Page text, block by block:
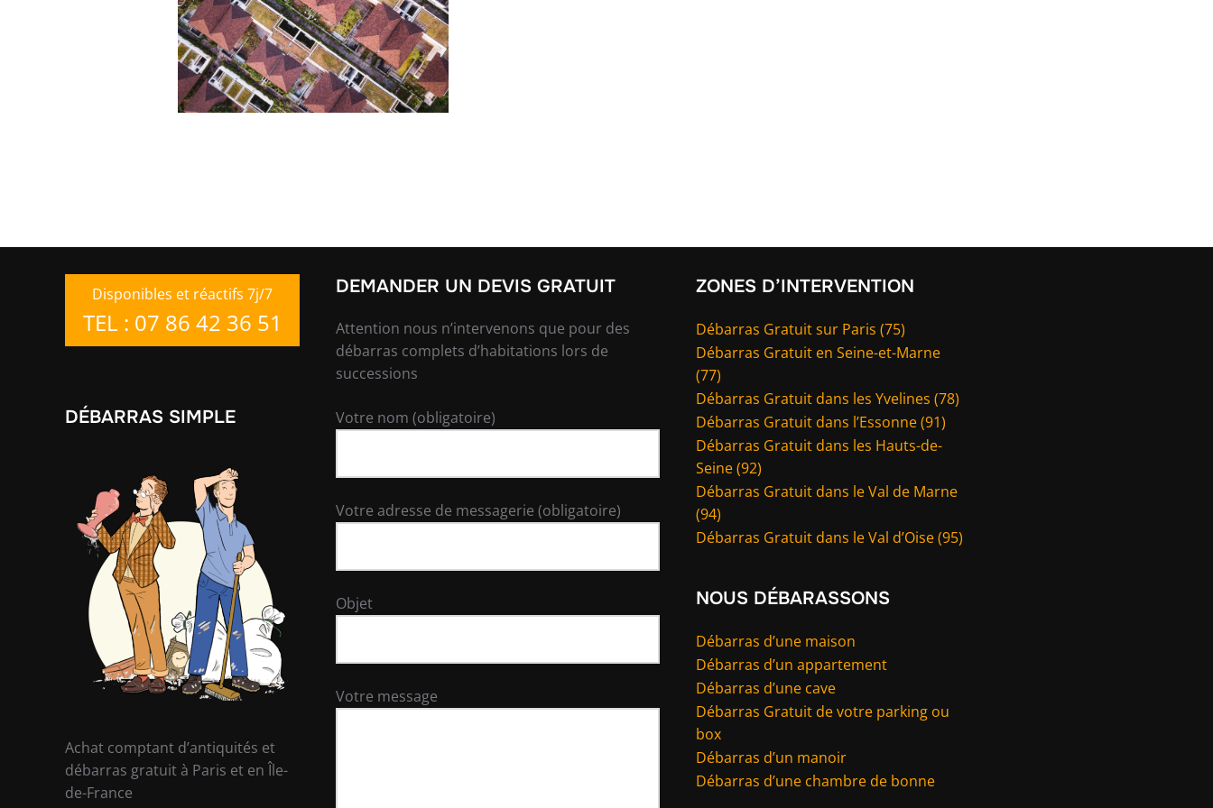
Disponibles et réactifs 7j/7
TEL : 07 86 42 36 51
DÉBARRAS SIMPLE
Achat comptant d’antiquités et
débarras gratuit à Paris et en Île-
de-France
DEMANDER UN DEVIS GRATUIT
Attention nous n’intervenons que pour des
débarras complets d’habitations lors de
successions
Votre nom (obligatoire)
Votre adresse de messagerie (obligatoire)
Objet
Votre message
ZONES D’INTERVENTION
Débarras Gratuit sur Paris (75)
Débarras Gratuit en Seine-et-Marne
(77)
Débarras Gratuit dans les Yvelines (78)
Débarras Gratuit dans l’Essonne (91)
Débarras Gratuit dans les Hauts-de-
Seine (92)
Débarras Gratuit dans le Val de Marne
(94)
Débarras Gratuit dans le Val d’Oise (95)
NOUS DÉBARASSONS
Débarras d’une maison
Débarras d’un appartement
Débarras d’une cave
Débarras Gratuit de votre parking ou
box
Débarras d’un manoir
Débarras d’une chambre de bonne